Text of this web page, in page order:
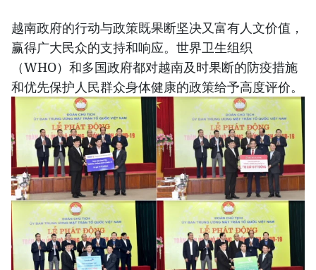
越南政府的行动与政策既果断坚决又富有人文价值，
赢得广大民众的支持和响应。世界卫生组织
（WHO）和多国政府都对越南及时果断的防疫措施
和优先保护人民群众身体健康的政策给予高度评价。